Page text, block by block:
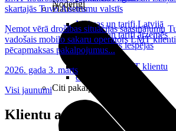
Noderīgi
Maksas un tarifi Latvijā
Maksas un tarifi ārzemēs
LMT Kartes iespējas
Kur nopirkt
Kā kļūt par LMT klientu
eSIM tehnoloģija
Citi pakalpojumi
Planšetes
skartajās Tuvo Austrumu valstīs
Ņemot vērā drošības situācijas saasinājumu
vadošais mobilo sakaru operators LMT
pēcapmaksas pakalpojumus...
2026. gada 3. marts
Visi jaunumi
Klientu atbalsts